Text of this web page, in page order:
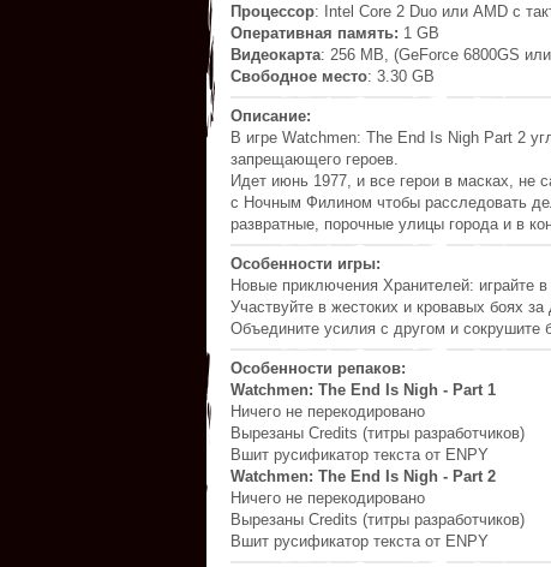
Процессор: Intel Core 2 Duo или AMD с
Оперативная память: 1 GB
Видеокарта: 256 MB, (GeForce 6800GS
Свободное место: 3.30 GB
Описание:
В игре Watchmen: The End Is Nigh Part 2
запрещающего героев.
Идет июнь 1977, и все герои в масках, не
с Ночным Филином чтобы расследовать
развратные, порочные улицы города и в
Особенности игры:
Новые приключения Хранителей: играйте
Участвуйте в жестоких и кровавых боях
Объедините усилия с другом и сокрушите
Особенности репаков:
Watchmen: The End Is Nigh - Part 1
Ничего не перекодировано
Вырезаны Credits (титры разработчиков)
Вшит русификатор текста от ENPY
Watchmen: The End Is Nigh - Part 2
Ничего не перекодировано
Вырезаны Credits (титры разработчиков)
Вшит русификатор текста от ENPY